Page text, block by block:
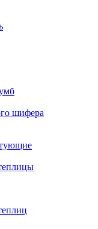
шифера